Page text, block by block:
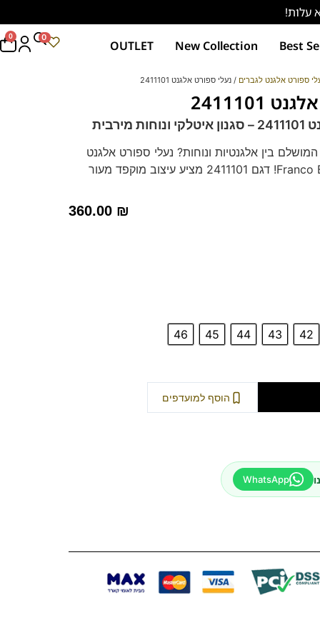
Best
New Collection
OUTLET
0 0
ספורט אלגנט לגברים / נעלי ספורט אלגנט 2411101
בין אלגנטיות ונוחות? נעלי ספורט אלגנט
לגברים מבית Franco Bane! דגם 2411101 מציע עיצוב מוקפד מעור
מיוחדים. נעלו סטייל אירופאי ותחושו את ההבדל!
360.00 ₪
42
43
44
45
46
הוסף למועדפים
WhatsApp